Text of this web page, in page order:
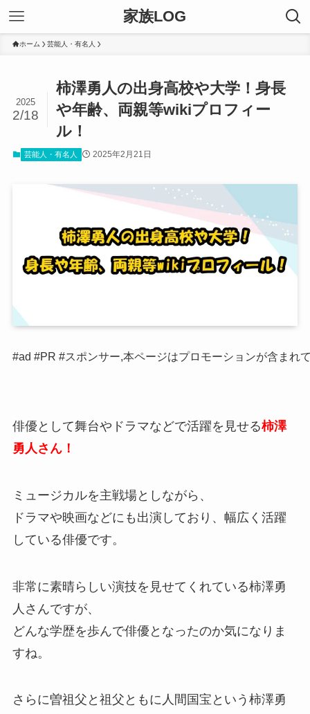
家族LOG
ホーム 芸能人・有名人
柿澤勇人の出身高校や大学！身長
や年齢、両親等wikiプロフィー
ル！
2025
2/18
芸能人・有名人 2025年2月21日
#ad #PR #スポンサー,本ページはプロモーションが含まれ
俳優として舞台やドラマなどで活躍を見せる柿澤
勇人さん！
ミュージカルを主戦場としながら、
ドラマや映画などにも出演しており、幅広く活躍
している俳優です。
非常に素晴らしい演技を見せてくれている柿澤勇
人さんですが、
どんな学歴を歩んで俳優となったのか気になりま
すね。
さらに曽祖父と祖父ともに人間国宝という柿澤勇